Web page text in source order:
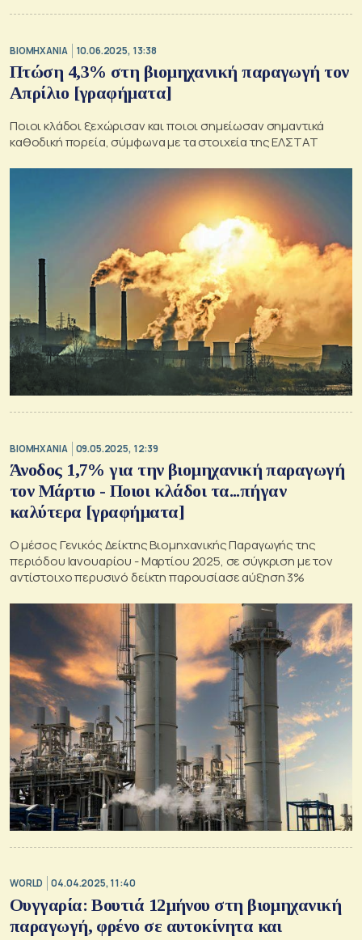
ΒΙΟΜΗΧΑΝΙΑ 10.06.2025, 13:38
Πτώση 4,3% στη βιομηχανική παραγωγή τον
Απρίλιο [γραφήματα]
Ποιοι κλάδοι ξεχώρισαν και ποιοι σημείωσαν σημαντικά
καθοδική πορεία, σύμφωνα με τα στοιχεία της ΕΛΣΤΑΤ
ΒΙΟΜΗΧΑΝΙΑ 09.05.2025, 12:39
Άνοδος 1,7% για την βιομηχανική παραγωγή
τον Μάρτιο - Ποιοι κλάδοι τα...πήγαν
καλύτερα [γραφήματα]
Ο μέσος Γενικός Δείκτης Βιομηχανικής Παραγωγής της
περιόδου Ιανουαρίου - Μαρτίου 2025, σε σύγκριση με τον
αντίστοιχο περυσινό δείκτη παρουσίασε αύξηση 3%
WORLD 04.04.2025, 11:40
Ουγγαρία: Βουτιά 12μήνου στη βιομηχανική
παραγωγή, φρένο σε αυτοκίνητα και